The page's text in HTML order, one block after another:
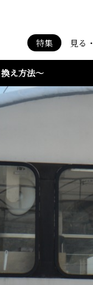
特集 見る
え方法～